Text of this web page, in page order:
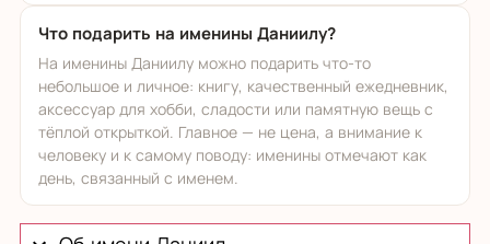
Что подарить на именины Даниилу?
На именины Даниилу можно подарить что-то
небольшое и личное: книгу, качественный ежедневник,
аксессуар для хобби, сладости или памятную вещь с
тёплой открыткой. Главное — не цена, а внимание к
человеку и к самому поводу: именины отмечают как
день, связанный с именем.